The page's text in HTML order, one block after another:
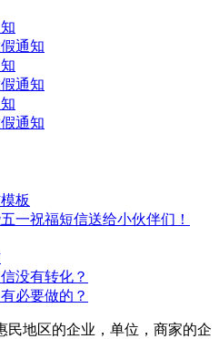
通知
通知
通知
板
一祝福短信送给小伙伴们！
没有转化？
必要做的？
民地区的企业，单位，商家的企